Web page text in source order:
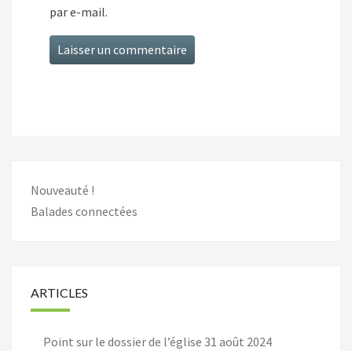
par e-mail.
Nouveauté !
Balades connectées
ARTICLES
Point sur le dossier de l’église 31 août 2024